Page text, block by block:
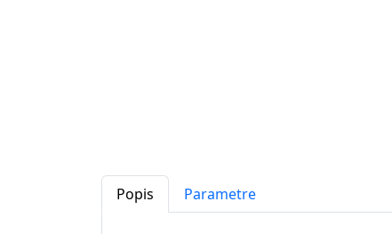
Popis Parametre